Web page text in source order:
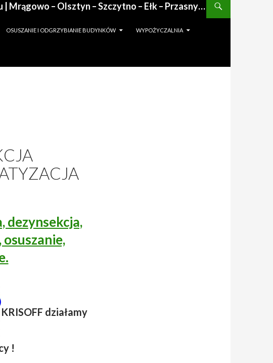
Deratyzacja : dezynfekcja : gazowanie zboża : odgrzybianie : odkomarzanie : osuszanie po zalaniu | Mrągowo – Olsztyn – Szczytno – Ełk – Przasnysz – Grajewo
OSUSZANIE I ODGRZYBIANIE BUDYNKÓW WYPOŻYCZALNIA
dezynsekcja,
KRISOFF działamy
!